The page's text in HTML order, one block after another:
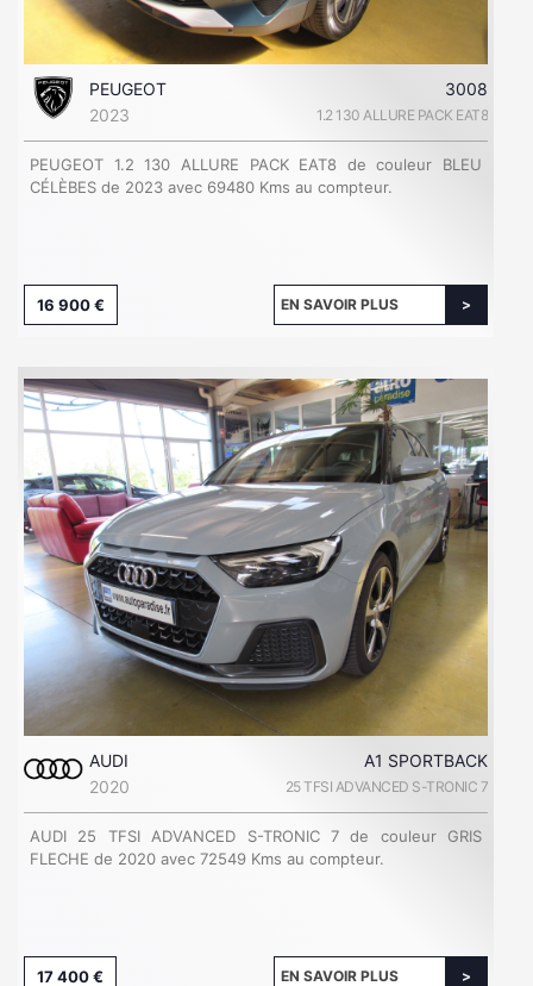
PEUGEOT
3008
2023
1.2 130 ALLURE PACK EAT8
PEUGEOT 1.2 130 ALLURE PACK EAT8 de couleur BLEU
CÉLÈBES de 2023 avec 69480 Kms au compteur.
16 900 € EN SAVOIR PLUS
AUDI
A1 SPORTBACK
2020
25 TFSI ADVANCED S-TRONIC 7
AUDI 25 TFSI ADVANCED S-TRONIC 7 de couleur GRIS
FLECHE de 2020 avec 72549 Kms au compteur.
17 400 € EN SAVOIR PLUS